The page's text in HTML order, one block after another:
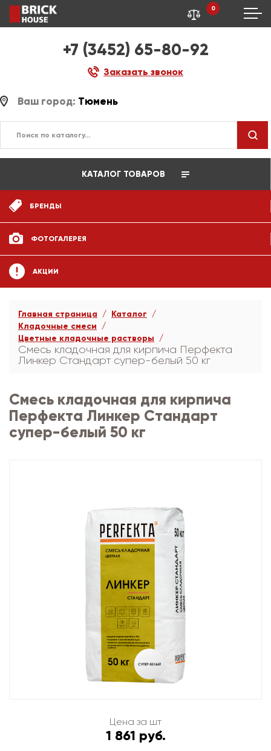
+7 (3452) 65-80-92
Заказать звонок
0
Ваш город: Тюмень
КАТАЛОГ ТОВАРОВ
БРЕНДЫ
ФОТОГАЛЕРЕЯ
АКЦИИ
Главная страница
Каталог
Кладочные смеси
Цветные кладочные растворы
Смесь кладочная для кирпича Перфекта
Линкер Стандарт супер-белый 50 кг
Смесь кладочная для кирпича
Перфекта Линкер Стандарт
супер-белый 50 кг
Цена за шт
1 861 руб.